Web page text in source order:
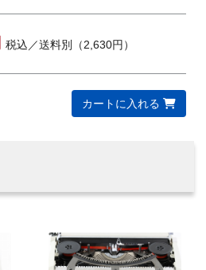
税込／送料別（2,630円）
カートに入れる